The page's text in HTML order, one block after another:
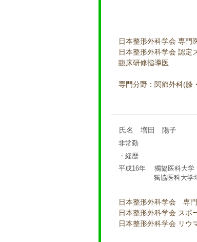
日本整形外科学会 専門
日本整形外科学会 認定
臨床研修指導医
専門分野：関節外科(膝
氏名 増田 陽子
非常勤
・経歴
平成16年 獨協医科大
獨協医科大学埼玉
日本整形外科学会 専
日本整形外科学会 スポ
日本整形外科学会 リウ